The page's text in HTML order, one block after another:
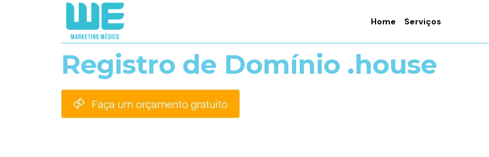
Home Serviços
Registro de Domínio .house